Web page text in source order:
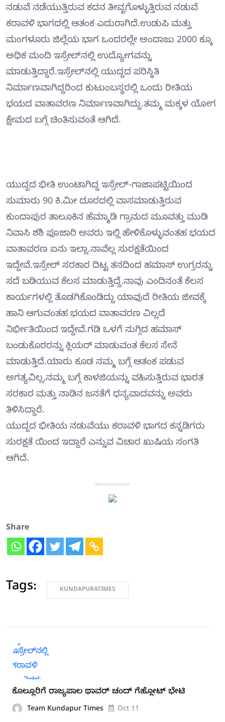
ನಡುವೆ ನಡೆಯುತ್ತಿರುವ ಕದನ ತೀವೃಗೊಳ್ಳುತ್ತಿರುವ ನಡುವೆ
ಕರಾವಳಿ ಭಾಗದಲ್ಲಿ ಆತಂಕ ಎದುರಾಗಿದೆ.ಉಡುಪಿ ಮತ್ತು
ಮಂಗಳೂರು ಜಿಲ್ಲೆಯ ಭಾಗ ಒಂದರಲ್ಲೇ ಅಂದಾಜು 2000 ಕ್ಕೂ
ಅಧಿಕ ಮಂದಿ ಇಸ್ರೇಲ್‍ನಲ್ಲಿ ಉದ್ಯೋಗವನ್ನು
ಮಾಡುತ್ತಿದ್ದಾರೆ.ಇಸ್ರೇಲ್‍ನಲ್ಲಿ ಯುದ್ದದ ಪರಿಸ್ಥಿತಿ
ನಿರ್ಮಾಣವಾಗಿದ್ದರಿಂದ ಕುಟುಂಬಸ್ಥರಲ್ಲಿ ಒಂದು ರೀತಿಯ
ಭಯದ ವಾತಾವರಣ ನಿರ್ಮಾಣವಾಗಿದ್ದು.ತಮ್ಮ ಮಕ್ಕಳ ಯೋಗ
ಕ್ಷೇಮದ ಬಗ್ಗೆ ಚಿಂತಿಸುವಂತೆ ಆಗಿದೆ.
ಯುದ್ದದ ಭೀತಿ ಉಂಟಾಗಿದ್ದ ಇಸ್ರೇಲ್-ಗಾಜಾಪಟ್ಟಿಯಿಂದ
ಸುಮಾರು 90 ಕಿ.ಮೀ ದೂರದಲ್ಲಿ ವಾಸಮಾಡುತ್ತಿರುವ
ಕುಂದಾಪುರ ತಾಲೂಕಿನ ಹೆಮ್ಮಾಡಿ ಗ್ರಾಮದ ಮೂವತ್ತು ಮುಡಿ
ನಿವಾಸಿ ಶಶಿ ಪೂಜಾರಿ ಅವರು ಇಲ್ಲಿ ಹೇಳಿಕೊಳ್ಳುವಂತಹ ಭಯದ
ವಾತಾವರಣ ಏನು ಇಲ್ಲಾ.ನಾವೆಲ್ಲ ಸುರಕ್ಷತೆಯಿಂದ
ಇದ್ದೇವೆ.ಇಸ್ರೇಲ್ ಸರಕಾರ ದಿಟ್ಟ ತನದಿಂದ ಹಮಾಸ್ ಉಗ್ರರನ್ನು
ಸದೆ ಬಡಿಯುವ ಕೆಲಸ ಮಾಡುತ್ತಿದ್ದೆ.ನಾವು ಎಂದಿನಂತೆ ಕೆಲಸ
ಕಾರ್ಯಗಳಲ್ಲಿ ತೊಡಗಿಕೊಂಡಿದ್ದು ಯಾವುದೆ ರೀತಿಯ ಜೀವಕ್ಕೆ
ಹಾನಿ ಆಗುವಂತಹ ಭಯದ ವಾತಾವರಣ ವಿಲ್ಲದೆ
ನಿರ್ಭೀತಿಯಿಂದ ಇದ್ದೇವೆ.ಗಡಿ ಒಳಗೆ ನುಗ್ಗಿದ ಹಮಾಸ್
ಬಂಡುಕೊರರನ್ನು ಕ್ಲಿಯರ್ ಮಾಡುವಂತ ಕೆಲಸ ಸೇನೆ
ಮಾಡುತ್ತಿದೆ.ಯಾರು ಕೂಡ ನಮ್ಮ ಬಗ್ಗೆ ಆತಂಕ ಪಡುವ
ಅಗತ್ಯವಿಲ್ಲ,ನಮ್ಮ ಬಗ್ಗೆ ಕಾಳಜಿಯನ್ನು ವಹಿಸುತ್ತಿರುವ ಭಾರತ
ಸರಕಾರ ಮತ್ತು ನಾಡಿನ ಜನತೆಗೆ ಧನ್ಯವಾದವನ್ನು ಅವರು
ತಿಳಿಸಿದ್ದಾರೆ.
ಯುದ್ದದ ಭೀತಿಯ ನಡುವೆಯು ಕರಾವಳಿ ಭಾಗದ ಕನ್ನಡಿಗರು
ಸುರಕ್ಷತೆ ಯಿಂದ ಇದ್ದಾರೆ ಎನ್ನುವ ವಿಚಾರ ಖುಷಿಯ ಸಂಗತಿ
ಆಗಿದೆ.
Advertisement
Share
Tags: KUNDAPURATIMES
ಕೊಲ್ಲೂರಿಗೆ ರಾಜ್ಯಪಾಲ ಥಾವರ್ ಚಂದ್ ಗೆಹ್ಲೋಟ್ ಭೇಟಿ
Team Kundapur Times Oct 11